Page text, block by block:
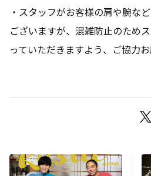
・スタッフがお客様の肩や腕な
ございますが、混雑防止のため
っていただきますよう、ご協力お